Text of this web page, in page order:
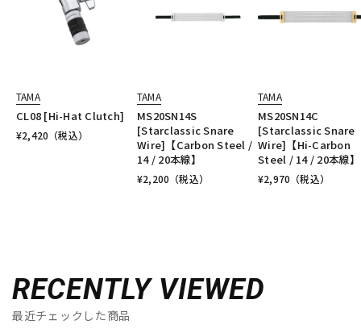
TAMA
CL08 [Hi-Hat Clutch]
¥2,420 （税込）
TAMA
MS20SN14S
[Starclassic Snare
Wire]【Carbon Steel /
14 / 20本線】
¥2,200 （税込）
TAMA
MS20SN14C
[Starclassic Snare
Wire]【Hi-Carbon
Steel / 14 / 20本線】
¥2,970 （税込）
RECENTLY VIEWED
最近チェックした商品